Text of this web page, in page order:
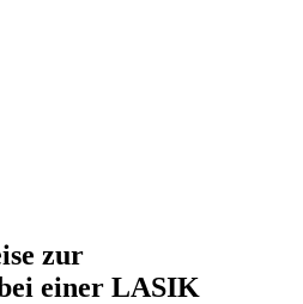
zur
einer LASIK